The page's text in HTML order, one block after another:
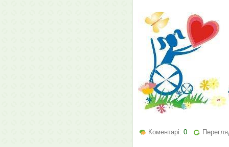
Коментарі: 0